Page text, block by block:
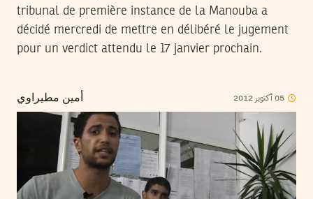
tribunal de première instance de la Manouba a
décidé mercredi de mettre en délibéré le jugement
pour un verdict attendu le 17 janvier prochain.
أمين مطيراوي 05أكتوبر 2012